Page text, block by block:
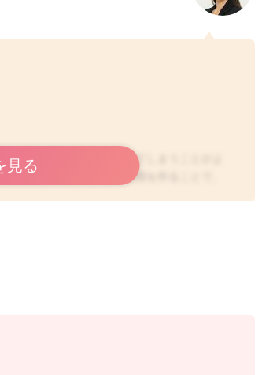
スや生活リズムが変化してしまうことがよ
ありますが、良い睡眠習慣を作ることで、
たり、軽いストレッチをしたり、お風呂に
ますよ。また、寝る前にはカフェインやア
の明るい画面を見ないようになさることも
整がされた環境で入眠のために準備をなさ
見る